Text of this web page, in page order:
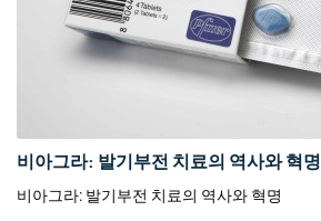
비아그라: 발기부전 치료의 역사와 혁명
비아그라: 발기부전 치료의 역사와 혁명